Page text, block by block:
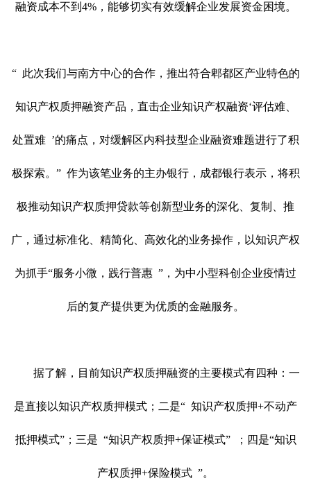
融资成本不到 4%，能够切实有效缓解企业发展资金困境。
“ 此次我们与南方中心的合作，推出符合郫都区产业特色的
知识产权质押融资产品，直击企业知识产权融资‘评估难、
处置难 ’的痛点，对缓解区内科技型企业融资难题进行了积
极探索。 ” 作为该笔业务的主办银行，成都银行表示，将积
极推动知识产权质押贷款等创新型业务的深化、复制、推
广，通过标准化、精简化、高效化的业务操作，以知识产权
为抓手“服务小微，践行普惠 ” ，为中小型科创企业疫情过
后的复产提供更为优质的金融服务。
据了解，目前知识产权质押融资的主要模式有四种：一
是直接以知识产权质押模式；二是“ 知识产权质押+不动产
抵押模式”；三是 “知识产权质押+保证模式” ；四是“知识
产权质押+保险模式 ”。